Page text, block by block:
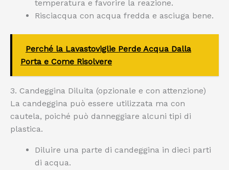
temperatura e favorire la reazione.
Risciacqua con acqua fredda e asciuga bene.
Perché la Lavastoviglie Perde Acqua Dalla
Porta e Come Risolvere
3. Candeggina Diluita (opzionale e con attenzione)
La candeggina può essere utilizzata ma con
cautela, poiché può danneggiare alcuni tipi di
plastica.
Diluire una parte di candeggina in dieci parti
di acqua.